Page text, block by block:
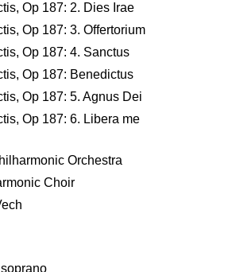
Op 187: 2. Dies Irae
Op 187: 3. Offertorium
Op 187: 4. Sanctus
Op 187: Benedictus
Op 187: 5. Agnus Dei
Op 187: 6. Libera me
Orchestra
Choir